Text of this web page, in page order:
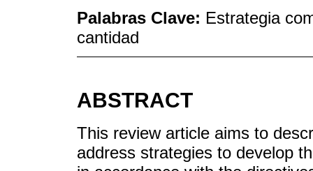
Palabras Clave: Estrategia
cantidad
ABSTRACT
This review article aims to
address strategies to develop